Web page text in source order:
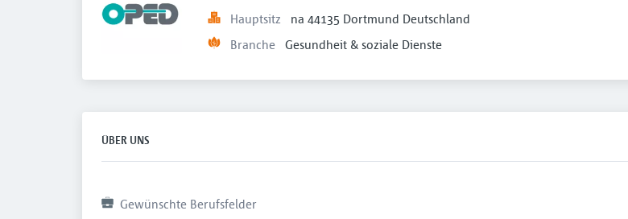
Hauptsitz
na 44135 Dortmund Deutschland
Branche Gesundheit & soziale Dienste
ÜBER UNS
Gewünschte Berufsfelder